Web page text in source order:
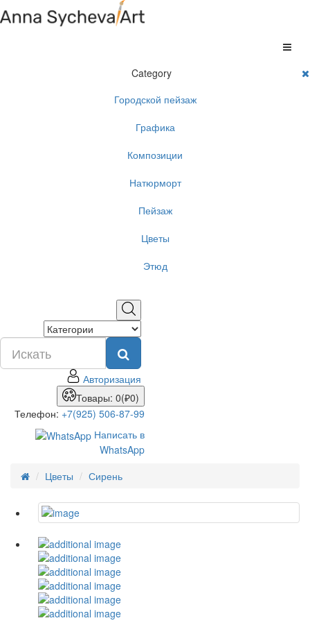
Category
Городской пейзаж
Графика
Композиции
Натюрморт
Пейзаж
Цветы
Этюд
Авторизация
Товары: 0(₽0)
Телефон: +7(925) 506-87-99
Написать в
WhatsApp
Цветы
Сирень